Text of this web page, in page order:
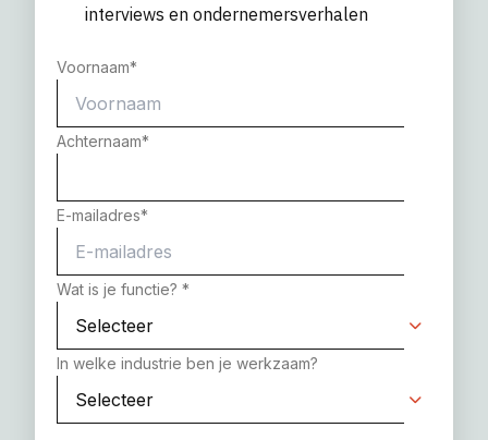
interviews en ondernemersverhalen
Voornaam*
Achternaam*
E-mailadres*
Wat is je functie? *
In welke industrie ben je werkzaam?